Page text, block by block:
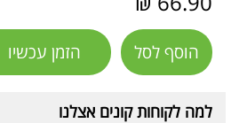
הוסף לסל הזמן עכשיו
למה לקוחות קונים אצלנו